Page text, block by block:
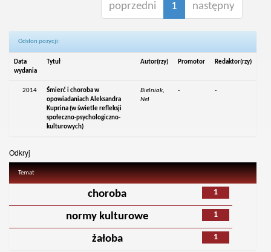
poprzedni 1 następny
Odsłon pozycji:
Data
wydania
Tytuł Autor(rzy) Promotor Redaktor(rzy)
2014
Śmierć i choroba w
opowiadaniach Aleksandra
Kuprina (w świetle refleksji
społeczno-psychologiczno-
kulturowych)
Bielniak,
Nel
- -
Odkryj
Temat
1
choroba
1
normy kulturowe
1
żałoba